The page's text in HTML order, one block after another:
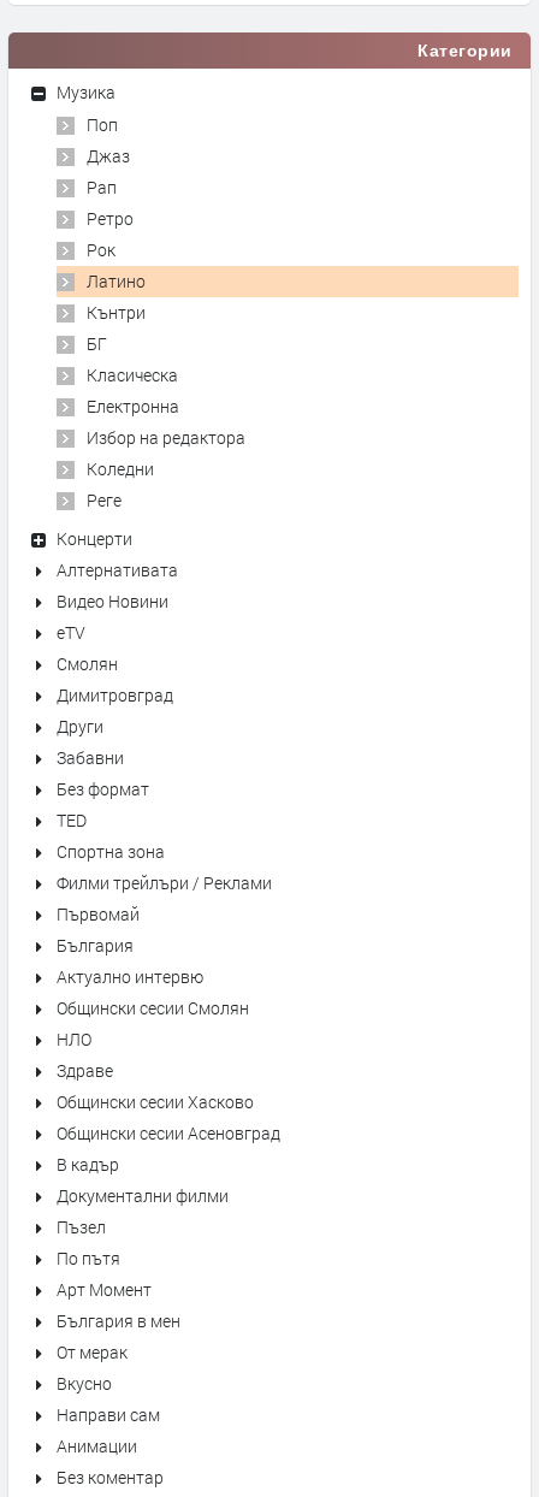
Категории
Музика
Поп
Джаз
Рап
Ретро
Рок
Латино
Кънтри
БГ
Класическа
Електронна
Избор на редактора
Коледни
Реге
Концерти
Алтернативата
Видео Новини
eTV
Смолян
Димитровград
Други
Забавни
Без формат
TED
Спортна зона
Филми трейлъри / Реклами
Първомай
България
Актуално интервю
Общински сесии Смолян
НЛО
Здраве
Общински сесии Хасково
Общински сесии Асеновград
В кадър
Документални филми
Пъзел
По пътя
Арт Момент
България в мен
От мерак
Вкусно
Направи сам
Анимации
Без коментар